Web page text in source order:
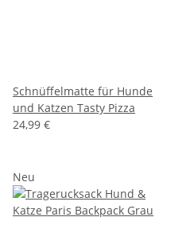
Schnüffelmatte für Hunde
und Katzen Tasty Pizza
24,99 €
Neu